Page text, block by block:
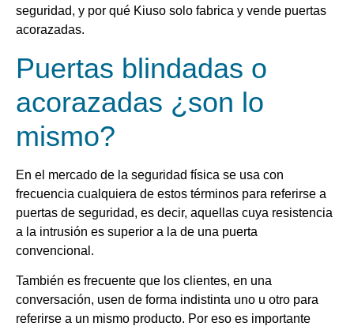
seguridad, y por qué Kiuso solo fabrica y vende puertas
acorazadas.
Puertas blindadas o
acorazadas ¿son lo
mismo?
En el mercado de la seguridad física se usa con
frecuencia cualquiera de estos términos para referirse a
puertas de seguridad, es decir, aquellas cuya resistencia
a la intrusión es superior a la de una puerta
convencional.
También es frecuente que los clientes, en una
conversación, usen de forma indistinta uno u otro para
referirse a un mismo producto. Por eso es importante